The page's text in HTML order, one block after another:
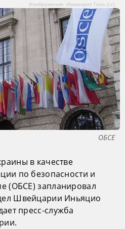
Изображение: Иммануил Гиль (сс)
ОБСЕ
в качестве
по безопасности и
(ОБСЕ) запланировал
Швейцарии Иньяцио
пресс-служба